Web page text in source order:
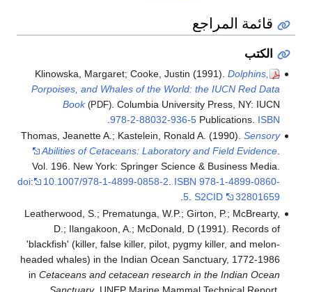
قائمة المراجع
الكتب
Klinowska, Margaret; Cooke, Justin (1991). Dolphins,
Porpoises, and Whales of the World: the IUCN Red Data
Book (PDF). Columbia University Press, NY: IUCN
Publications. ISBN
978-2-88032-936-5
Thomas, Jeanette A.; Kastelein, Ronald A. (1990). Sensory
Abilities of Cetaceans: Laboratory and Field Evidence.
Vol. 196. New York: Springer Science & Business Media.
doi: 10.1007/978-1-4899-0858-2. ISBN 978-1-4899-0860-
5. S2CID 32801659
.
Leatherwood, S.; Prematunga, W.P.; Girton, P.; McBrearty,
D.; Ilangakoon, A.; McDonald, D (1991). Records of
'blackfish' (killer, false killer, pilot, pygmy killer, and melon-
headed whales) in the Indian Ocean Sanctuary, 1772-1986
in Cetaceans and cetacean research in the Indian Ocean
Sanctuary. UNEP Marine Mammal Technical Report.